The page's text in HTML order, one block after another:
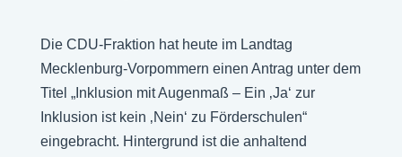
Die CDU-Fraktion hat heute im Landtag
Mecklenburg-Vorpommern einen Antrag unter dem
Titel „Inklusion mit Augenmaß – Ein ‚Ja‘ zur
Inklusion ist kein ‚Nein‘ zu Förderschulen“
eingebracht. Hintergrund ist die anhaltend